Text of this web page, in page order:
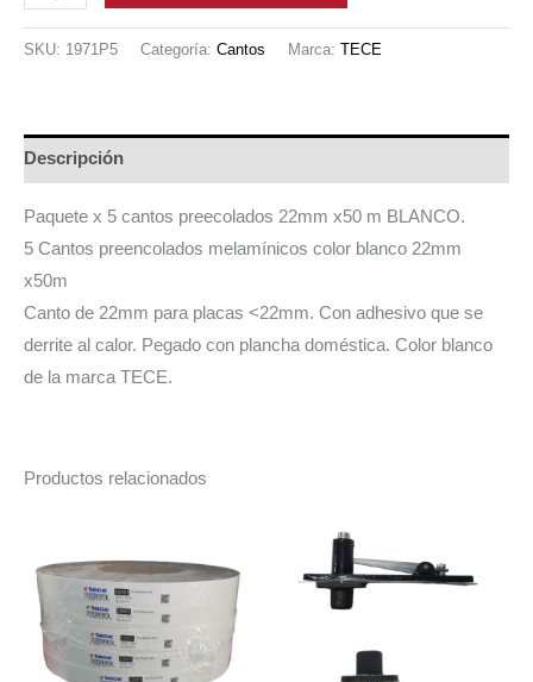
x5
Cantos
Preencolado
x50m
BLANCO
cantidad
SKU: 1971P5 Categoría: Cantos Marca: TECE
Descripción
Paquete x 5 cantos preecolados 22mm x50 m BLANCO.
5 Cantos preencolados melamínicos color blanco 22mm
x50m
Canto de 22mm para placas <22mm. Con adhesivo que se
derrite al calor. Pegado con plancha doméstica. Color blanco
de la marca TECE.
Productos relacionados